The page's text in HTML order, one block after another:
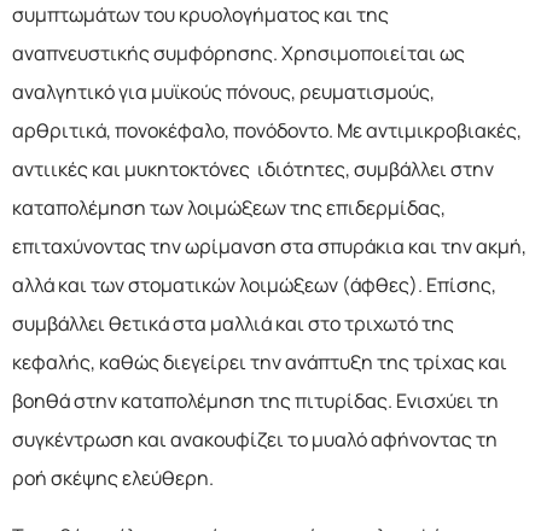
συμπτωμάτων του κρυολογήματος και της
αναπνευστικής συμφόρησης. Χρησιμοποιείται ως
αναλγητικό για μυϊκούς πόνους, ρευματισμούς,
αρθριτικά, πονοκέφαλο, πονόδοντο. Με αντιμικροβιακές,
αντιικές και μυκητοκτόνες ιδιότητες, συμβάλλει στην
καταπολέμηση των λοιμώξεων της επιδερμίδας,
επιταχύνοντας την ωρίμανση στα σπυράκια και την ακμή,
αλλά και των στοματικών λοιμώξεων (άφθες). Επίσης,
συμβάλλει θετικά στα μαλλιά και στο τριχωτό της
κεφαλής, καθώς διεγείρει την ανάπτυξη της τρίχας και
βοηθά στην καταπολέμηση της πιτυρίδας. Ενισχύει τη
συγκέντρωση και ανακουφίζει το μυαλό αφήνοντας τη
ροή σκέψης ελεύθερη.